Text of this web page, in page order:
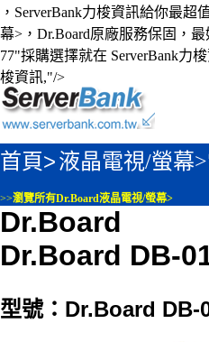
，ServerBank力梭資訊給你最超
幕>，Dr.Board原廠服務保固，最
77"採購選擇就在 ServerBank力
梭資訊,"/>
首頁>液晶電視/螢幕>
>>瀏覽所有Dr.Board液晶電視/螢幕>
Dr.Board
Dr.Board DB-
型號：Dr.Board DB-